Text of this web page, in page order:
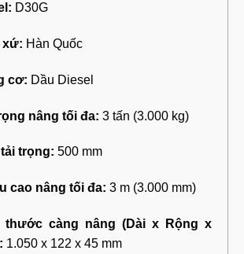
D30G
xứ: Hàn Quốc
cơ: Dầu Diesel
nâng tối đa: 3 tấn (3.000 kg)
trọng: 500 mm
cao nâng tối đa: 3 m (3.000 mm)
thước càng nâng (Dài x Rộng x
1.050 x 122 x 45 mm